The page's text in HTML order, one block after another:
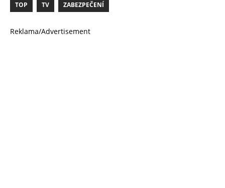
TOP TV ZABEZPEČENÍ
Reklama/Advertisement